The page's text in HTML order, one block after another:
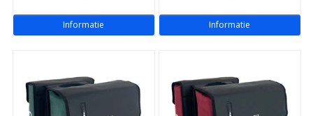
Informatie Informatie